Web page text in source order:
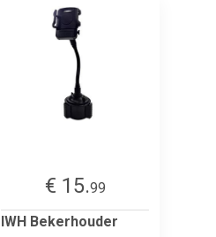
€ 15.99
IWH Bekerhouder